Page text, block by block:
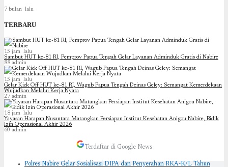
7 bulan lalu
TERBARU
15 jam lalu
Sambut HUT ke-81 RI, Pemprov Papua Tengah Gelar Layanan Adminduk Gratis di Nabire
88 admin
15 jam lalu
Gelar Kick Off HUT ke-81 RI, Wagub Papua Tengah Deinas Geley: Semangat Kemerdekaan
Wujudkan Melalui Kerja Nyata
27 admin
18 jam lalu
Yayasan Harapan Nusantara Matangkan Persiapan Institut Kesehatan Anigou Nabire, Bidik
Izin Operasional Akhir 2026
60 admin
Terdaftar di Google News
Polres Nabire Gelar Sosialisasi DIPA dan Penyerahan RKA-K/L Tahun